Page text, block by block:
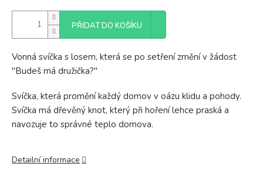
PŘIDAT DO KOŠÍKU
Vonná svíčka s losem, která se po setření změní v žádost
"Budeš má družička?"
Svíčka, která promění každý domov v oázu klidu a pohody.
Svíčka má dřevěný knot, který při hoření lehce praská a
navozuje to správné teplo domova.
Detailní informace